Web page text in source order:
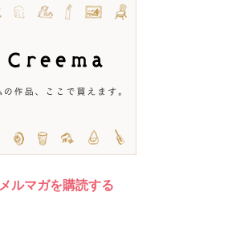
メルマガを購読する